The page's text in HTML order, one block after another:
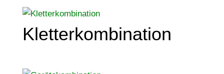
Kletterkombination